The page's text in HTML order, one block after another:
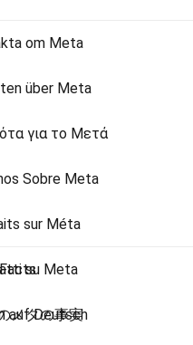
om Meta
über Meta
για το Μετά
Sobre Meta
sur Méta
su Meta
タの事実
Deutsch